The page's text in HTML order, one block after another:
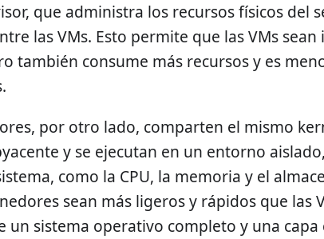
que administra los recursos físicos del
las VMs. Esto permite que las VMs
también consume más recursos y es
por otro lado, comparten el mismo
y se ejecutan en un entorno
como la CPU, la memoria y el
sean más ligeros y rápidos que las
un sistema operativo completo y una